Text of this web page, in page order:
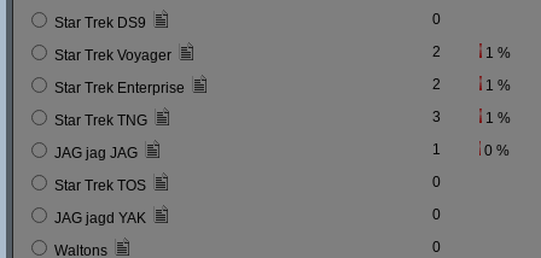
Star Trek DS9 0
Star Trek Voyager 2 1 %
Star Trek Enterprise 2 1 %
Star Trek TNG 3 1 %
JAG jag JAG 1 0 %
Star Trek TOS 0
JAG jagd YAK 0
Waltons 0